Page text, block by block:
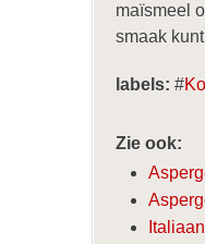
maïsmeel
smaak
labels: #
Zie ook: